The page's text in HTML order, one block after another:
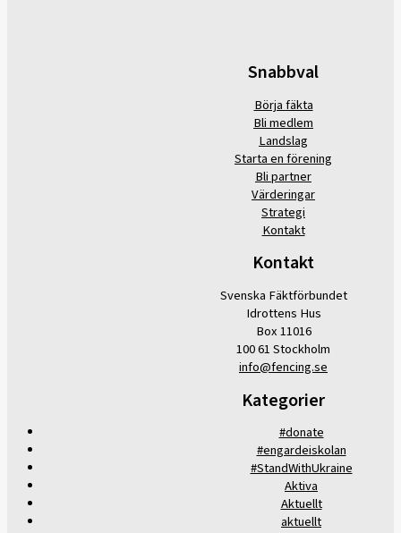
Snabbval
Börja fäkta
Bli medlem
Landslag
Starta en förening
Bli partner
Värderingar
Strategi
Kontakt
Kontakt
Svenska Fäktförbundet
Idrottens Hus
Box 11016
100 61 Stockholm
info@fencing.se
Kategorier
#donate
#engardeiskolan
#StandWithUkraine
Aktiva
Aktuellt
aktuellt